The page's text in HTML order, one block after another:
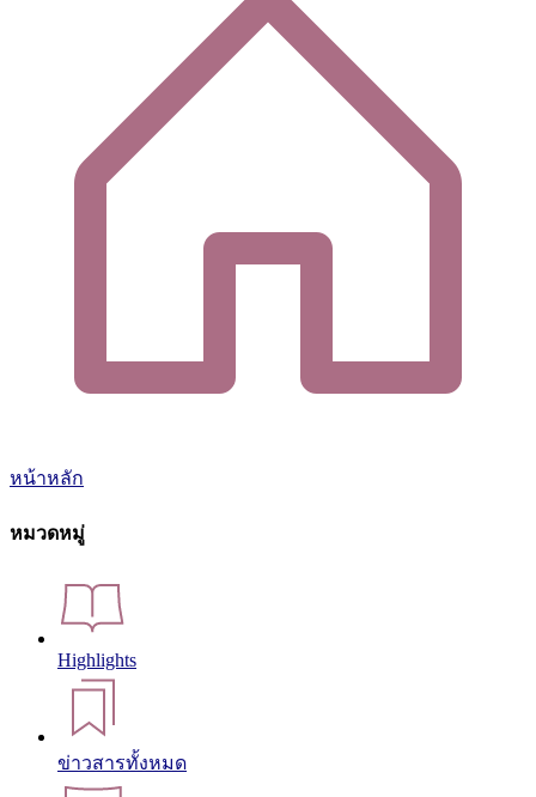
หน้าหลัก
หมวดหมู่
Highlights
ข่าวสารทั้งหมด